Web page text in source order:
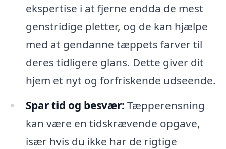
ekspertise i at fjerne endda de mest
genstridige pletter, og de kan hjælpe
med at gendanne tæppets farver til
deres tidligere glans. Dette giver dit
hjem et nyt og forfriskende udseende.
Spar tid og besvær: Tæpperensning
kan være en tidskrævende opgave,
især hvis du ikke har de rigtige